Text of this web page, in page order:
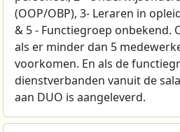
(OOP/OBP), 3- Leraren in
& 5 - Functiegroep onbekend.
als er minder dan 5
voorkomen. En als de
dienstverbanden vanuit de
aan DUO is aangeleverd.